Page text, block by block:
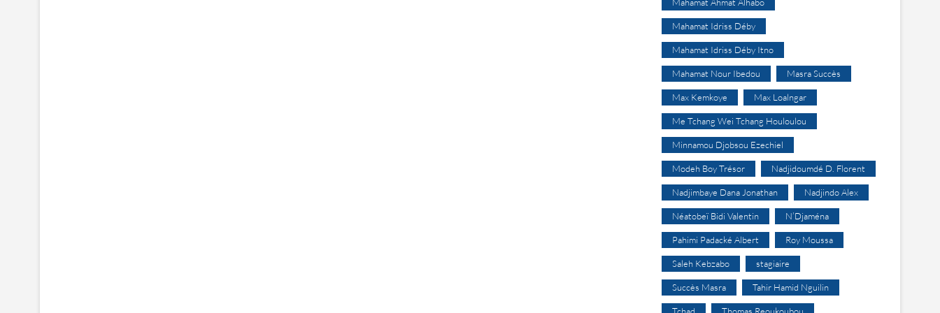
Mahamat Idriss Déby
Mahamat Idriss Déby Itno
Mahamat Nour Ibedou Masra Succès
Max Kemkoye Max Loalngar
Me Tchang Wei Tchang Houloulou
Minnamou Djobsou Ezechiel
Modeh Boy Trésor Nadjidoumdé D. Florent
Nadjimbaye Dana Jonathan Nadjindo Alex
Néatobeï Bidi Valentin N’Djaména
Pahimi Padacké Albert Roy Moussa
Saleh Kebzabo stagiaire
Succès Masra Tahir Hamid Nguilin